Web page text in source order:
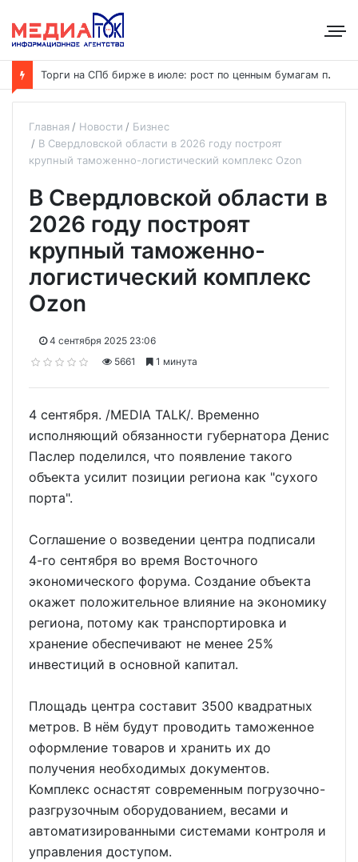
Торги на СПб бирже в июле: рост по ценным бумагам при общем снижении объёмов
Главная Новости
Бизнес
В Свердловской области в 2026 году построят
крупный таможенно-логистический комплекс Ozon
В Свердловской области в
2026 году построят
крупный таможенно-
логистический комплекс
Ozon
4 сентября 2025 23:06
5661
1 минута
4 сентября. /MEDIA TALK/. Временно
исполняющий обязанности губернатора Денис
Паслер поделился, что появление такого
объекта усилит позиции региона как "сухого
порта".
Соглашение о возведении центра подписали
4-го сентября во время Восточного
экономического форума. Создание объекта
окажет положительное влияние на экономику
региона, потому как транспортировка и
хранение обеспечивают не менее 25%
инвестиций в основной капитал.
Площадь центра составит 3500 квадратных
метров. В нём будут проводить таможенное
оформление товаров и хранить их до
получения необходимых документов.
Комплекс оснастят современным погрузочно-
разгрузочным оборудованием, весами и
автоматизированными системами контроля и
управления доступом.